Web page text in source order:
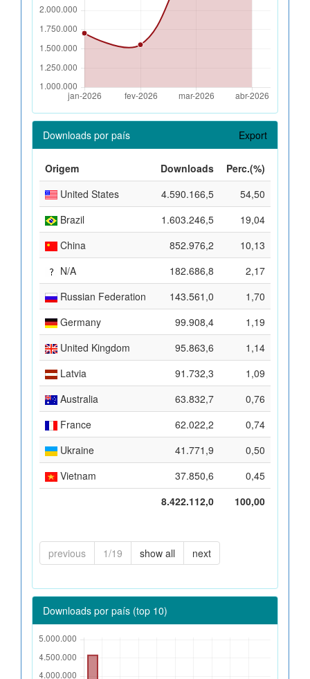
Downloads por país Export
Origem Downloads
Perc.(%)
United States
4.590.166,5
54,50
Brazil
1.603.246,5
19,04
China
852.976,2
10,13
N/A
182.686,8
2,17
Russian Federation
143.561,0
1,70
Germany
99.908,4
1,19
United Kingdom
95.863,6
1,14
Latvia
91.732,3
1,09
Australia
63.832,7
0,76
France
62.022,2
0,74
Ukraine
41.771,9
0,50
Vietnam
37.850,6
0,45
8.422.112,0
100,00
previous 1/19 show all next
Downloads por país (top 10)